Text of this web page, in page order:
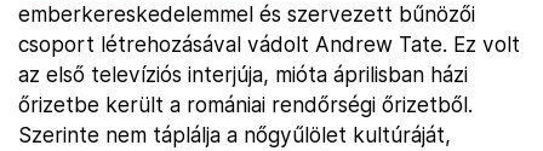
emberkereskedelemmel és szervezett bűnözői
csoport létrehozásával vádolt Andrew Tate. Ez volt
az első televíziós interjúja, mióta áprilisban házi
őrizetbe került a romániai rendőrségi őrizetből.
Szerinte nem táplálja a nőgyűlölet kultúráját,